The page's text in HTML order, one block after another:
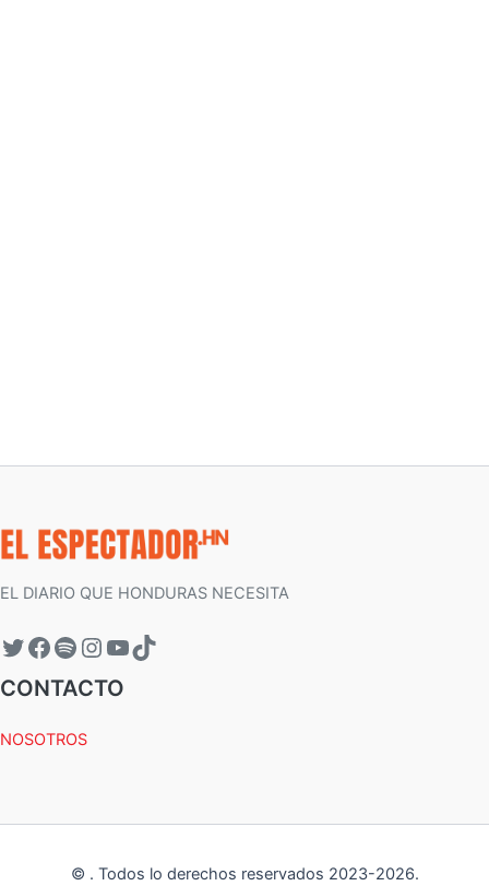
EL DIARIO QUE HONDURAS NECESITA
CONTACTO
NOSOTROS
© . Todos lo derechos reservados 2023-2026.